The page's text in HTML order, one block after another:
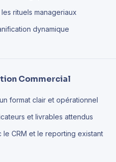
rituels manageriaux
dynamique
Commercial
format clair et opérationnel
et livrables attendus
CRM et le reporting existant